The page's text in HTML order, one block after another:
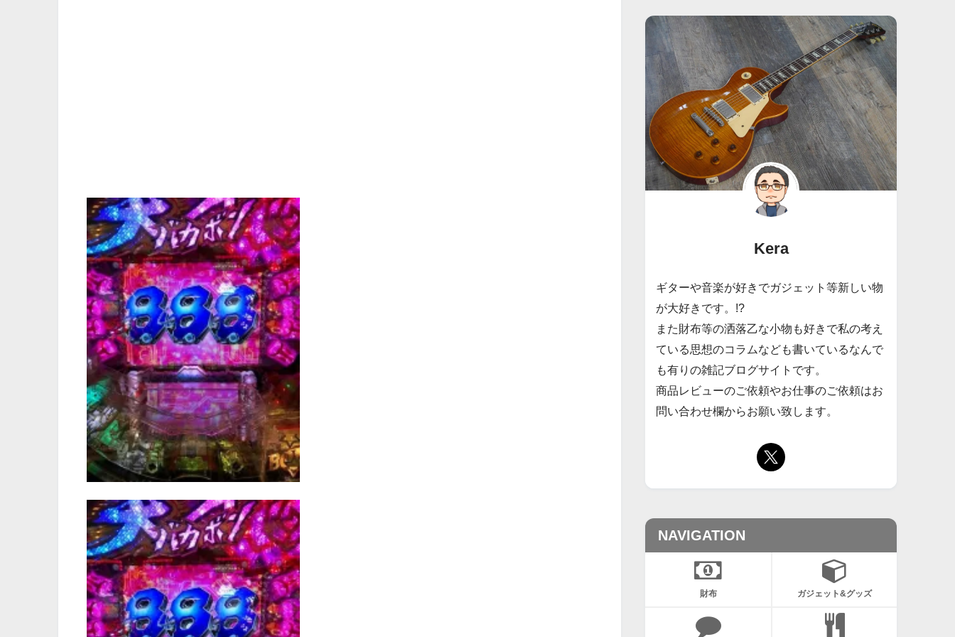
Kera
ギターや音楽が好きでガジェット等新しい物
が大好きです。!?
また財布等の洒落乙な小物も好きで私の考え
ている思想のコラムなども書いているなんで
も有りの雑記ブログサイトです。
商品レビューのご依頼やお仕事のご依頼はお
問い合わせ欄からお願い致します。
NAVIGATION
財布 ガジェット&グッズ